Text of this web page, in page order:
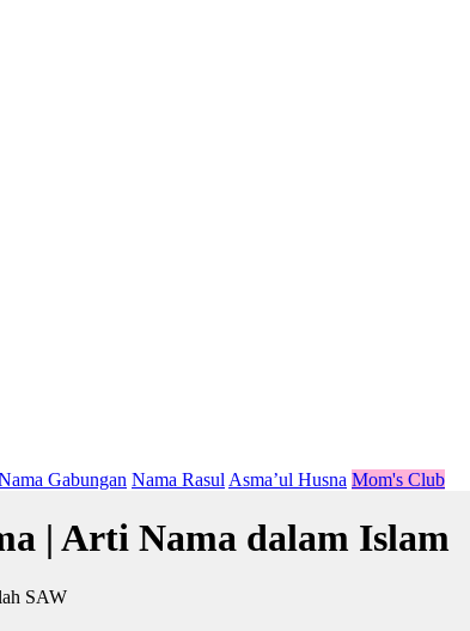
Gabungan Nama Rasul Asma’ul Husna Mom's Club
| Arti Nama dalam Islam
SAW